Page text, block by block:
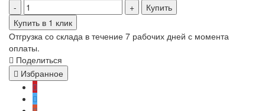
Купить
Купить в 1 клик
Отгрузка со склада в течение 7 рабочих дней с момента
оплаты.
Поделиться
Избранное